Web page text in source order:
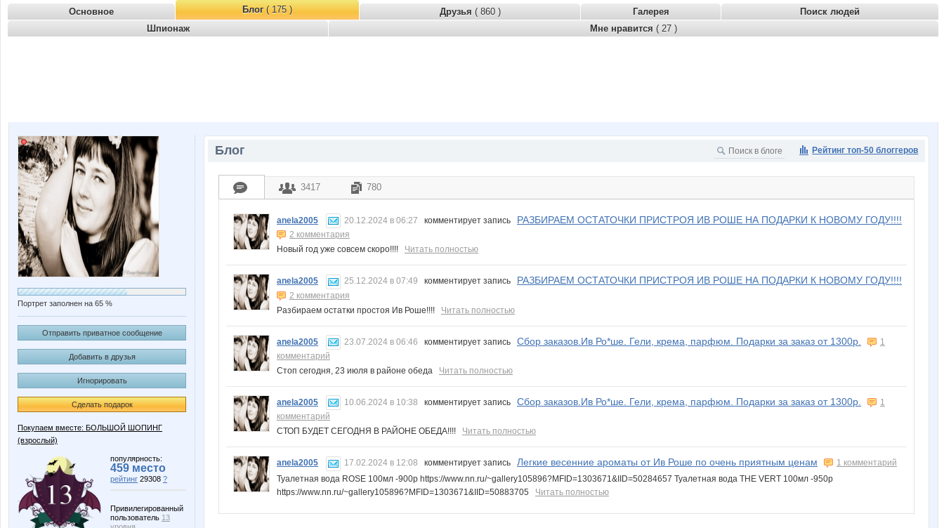
Основное Блог( 175 ) Друзья ( 860 ) Галерея
Поиск людей
Шпионаж
Мне нравится ( 27 )
Портрет заполнен на 65 %
Отправить приватное сообщение
Добавить в друзья
Игнорировать
Сделать подарок
Покупаем вместе: БОЛЬШОЙ ШОПИНГ
(взрослый)
популярность:
459 место
рейтинг 29308 ?
Привилегированный
пользователь 13
Рейтинг топ-50 блоггеров
Блог
3417 780
anela2005 20.12.2024 в 06:27 комментирует запись РАЗБИРАЕМ ОСТАТОЧКИ ПРИСТРОЯ ИВ РОШЕ НА ПОДАРКИ К НОВОМУ ГОДУ!!!!
2 комментария
Новый год уже совсем скоро!!!! Читать полностью
anela2005 25.12.2024 в 07:49 комментирует запись РАЗБИРАЕМ ОСТАТОЧКИ ПРИСТРОЯ ИВ РОШЕ НА ПОДАРКИ К НОВОМУ ГОДУ!!!!
2 комментария
Разбираем остатки простоя Ив Роше!!!! Читать полностью
anela2005 23.07.2024 в 06:46 комментирует запись Сбор заказов.Ив Ро*ше. Гели, крема, парфюм. Подарки за заказ от 1300р.
1
комментарий
Стоп сегодня, 23 июля в районе обеда Читать полностью
anela2005 10.06.2024 в 10:38 комментирует запись Сбор заказов.Ив Ро*ше. Гели, крема, парфюм. Подарки за заказ от 1300р.
1
комментарий
СТОП БУДЕТ СЕГОДНЯ В РАЙОНЕ ОБЕДА!!!! Читать полностью
anela2005 17.02.2024 в 12:08 комментирует запись Легкие весенние ароматы от Ив Роше по очень приятным ценам
1 комментарий
Туалетная вода ROSE 100мл -900р https://www.nn.ru/~gallery105896?MFID=1303671&IID=50284657 Туалетная вода THE VERT 100мл -950р
https://www.nn.ru/~gallery105896?MFID=1303671&IID=50883705 Читать полностью